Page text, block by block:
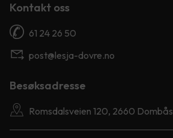
Kontakt oss
61 24 26 50
post@lesja-dovre.no
Besøksadresse
Romsdalsveien 120, 2660 Dombås